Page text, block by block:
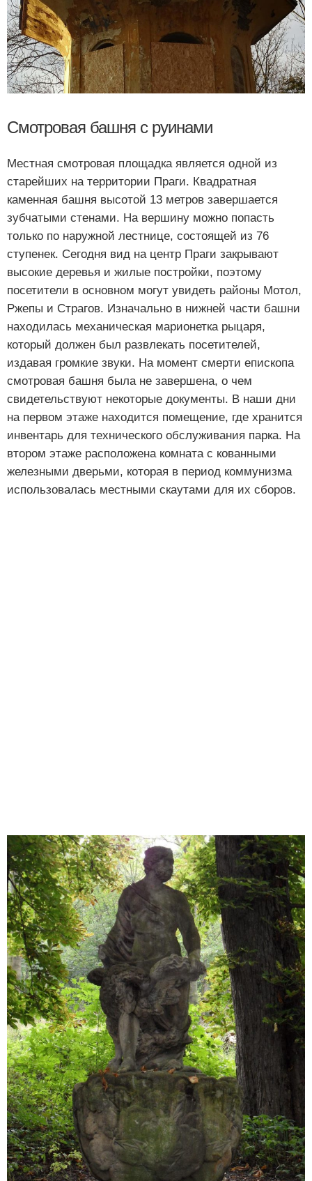
Смотровая башня с руинами
Местная смотровая площадка является одной из
старейших на территории Праги. Квадратная
каменная башня высотой 13 метров завершается
зубчатыми стенами. На вершину можно попасть
только по наружной лестнице, состоящей из 76
ступенек. Сегодня вид на центр Праги закрывают
высокие деревья и жилые постройки, поэтому
посетители в основном могут увидеть районы Мотол,
Ржепы и Страгов. Изначально в нижней части башни
находилась механическая марионетка рыцаря,
который должен был развлекать посетителей,
издавая громкие звуки. На момент смерти епископа
смотровая башня была не завершена, о чем
свидетельствуют некоторые документы. В наши дни
на первом этаже находится помещение, где хранится
инвентарь для технического обслуживания парка. На
втором этаже расположена комната с кованными
железными дверьми, которая в период коммунизма
использовалась местными скаутами для их сборов.